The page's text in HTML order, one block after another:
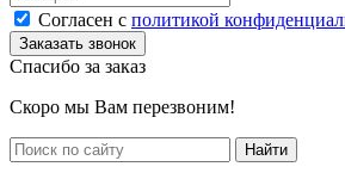
Согласен с политикой
Спасибо за заказ
Скоро мы Вам перезвоним!